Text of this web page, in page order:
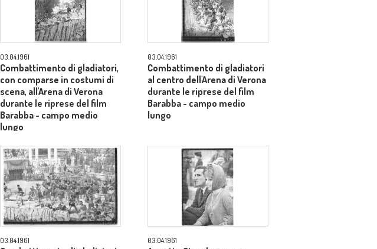
03.04.1961
Combattimento di gladiatori,
con comparse in costumi di
scena, all'Arena di Verona
durante le riprese del film
Barabba - campo medio
lungo
03.04.1961
Combattimento di gladiatori
al centro dell'Arena di Verona
durante le riprese del film
Barabba - campo medio
lungo
03.04.1961 03.04.1961